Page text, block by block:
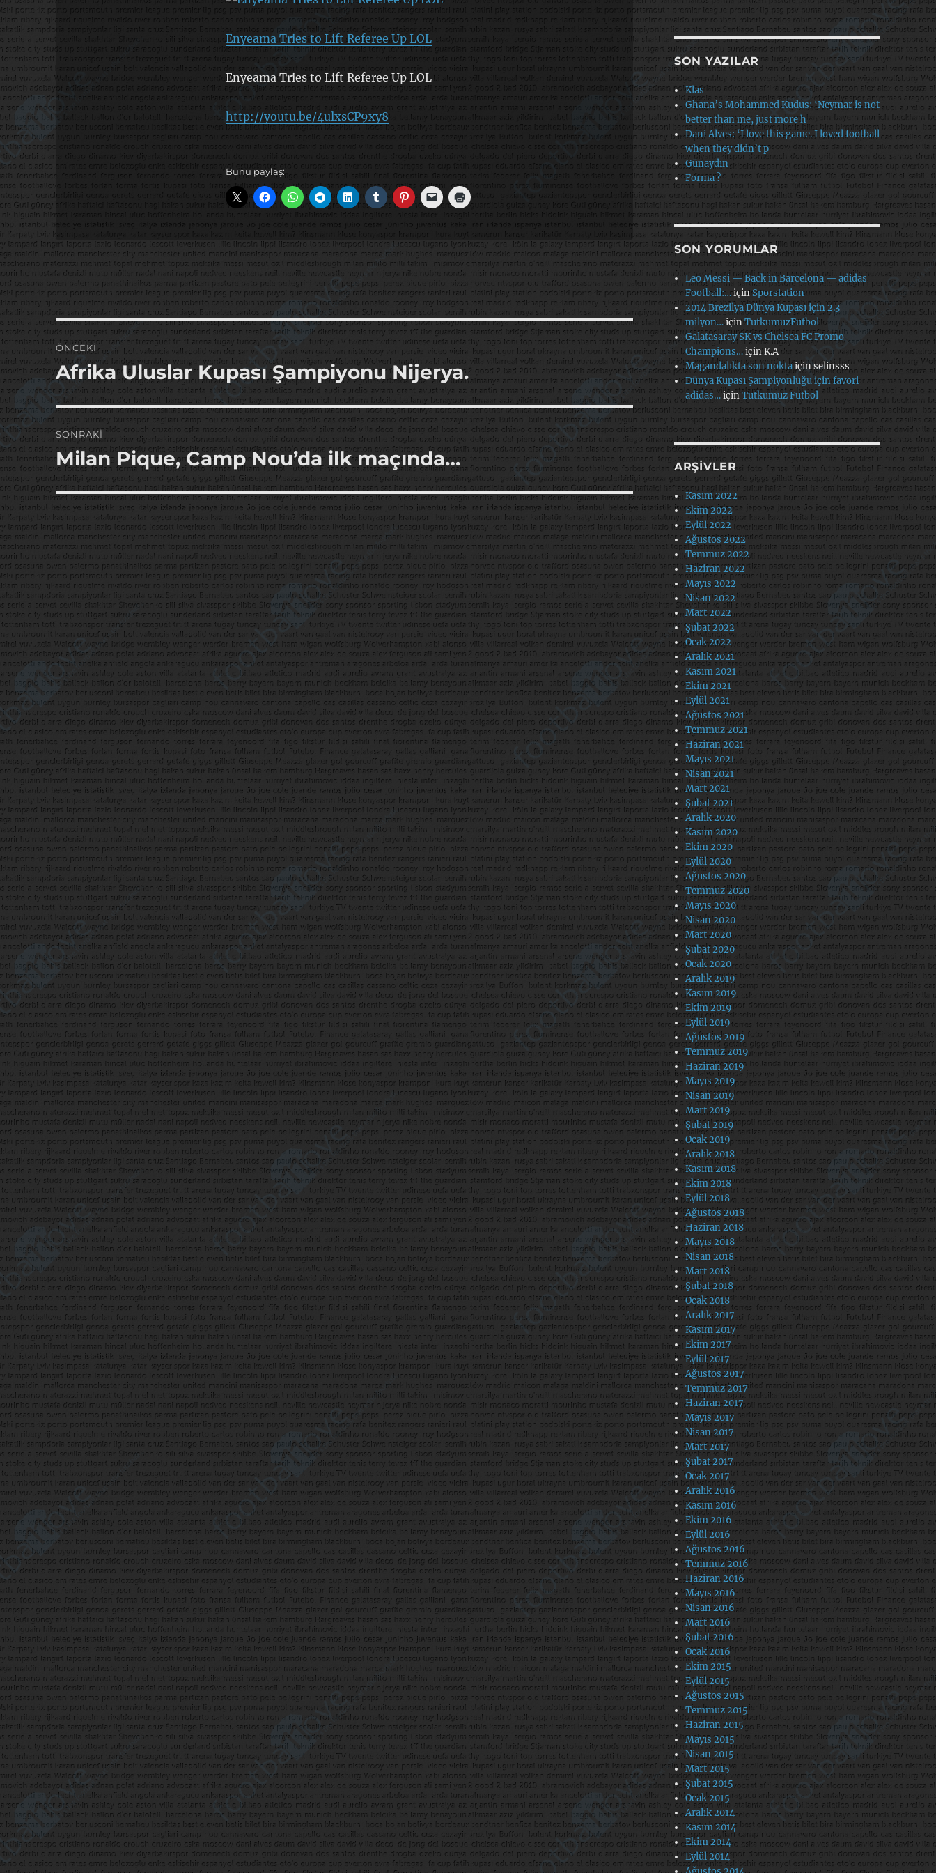
Enyeama Tries to Lift Referee Up LOL
Enyeama Tries to Lift Referee Up LOL
http://youtu.be/4ulxsCP9xy8
Bunu paylaş:
Yazı
gezinmesi
ÖNCEKI
Önceki
yazı:
Afrika Uluslar Kupası Şampiyonu Nijerya.
SONRAKI
Sonraki
yazı:
Milan Pique, Camp Nou’da ilk maçında…
SON YAZILAR
Klas
Ghana’s Mohammed Kudus: ‘Neymar is not
better than me, just more h
Dani Alves: ‘I love this game. I loved football
when they didn’t p
Günaydın
Forma ?
SON YORUMLAR
Leo Messi — Back in Barcelona — adidas
Football:…içinSporstation
2014 Brezilya Dünya Kupası için 2.3
milyon…içinTutkumuzFutbol
Galatasaray SK vs Chelsea FC Promo –
Champions…içinK.A
Magandalıkta son noktaiçinselinsss
Dünya Kupası Şampiyonluğu için favori
adidas…içinTutkumuz Futbol
ARŞIVLER
Kasım 2022
Ekim 2022
Eylül 2022
Ağustos 2022
Temmuz 2022
Haziran 2022
Mayıs 2022
Nisan 2022
Mart 2022
Şubat 2022
Ocak 2022
Aralık 2021
Kasım 2021
Ekim 2021
Eylül 2021
Ağustos 2021
Temmuz 2021
Haziran 2021
Mayıs 2021
Nisan 2021
Mart 2021
Şubat 2021
Aralık 2020
Kasım 2020
Ekim 2020
Eylül 2020
Ağustos 2020
Temmuz 2020
Mayıs 2020
Nisan 2020
Mart 2020
Şubat 2020
Ocak 2020
Aralık 2019
Kasım 2019
Ekim 2019
Eylül 2019
Ağustos 2019
Temmuz 2019
Haziran 2019
Mayıs 2019
Nisan 2019
Mart 2019
Şubat 2019
Ocak 2019
Aralık 2018
Kasım 2018
Ekim 2018
Eylül 2018
Ağustos 2018
Haziran 2018
Mayıs 2018
Nisan 2018
Mart 2018
Şubat 2018
Ocak 2018
Aralık 2017
Kasım 2017
Ekim 2017
Eylül 2017
Ağustos 2017
Temmuz 2017
Haziran 2017
Mayıs 2017
Nisan 2017
Mart 2017
Şubat 2017
Ocak 2017
Aralık 2016
Kasım 2016
Ekim 2016
Eylül 2016
Ağustos 2016
Temmuz 2016
Haziran 2016
Mayıs 2016
Nisan 2016
Mart 2016
Şubat 2016
Ocak 2016
Ekim 2015
Eylül 2015
Ağustos 2015
Temmuz 2015
Haziran 2015
Mayıs 2015
Nisan 2015
Mart 2015
Şubat 2015
Ocak 2015
Aralık 2014
Kasım 2014
Ekim 2014
Eylül 2014